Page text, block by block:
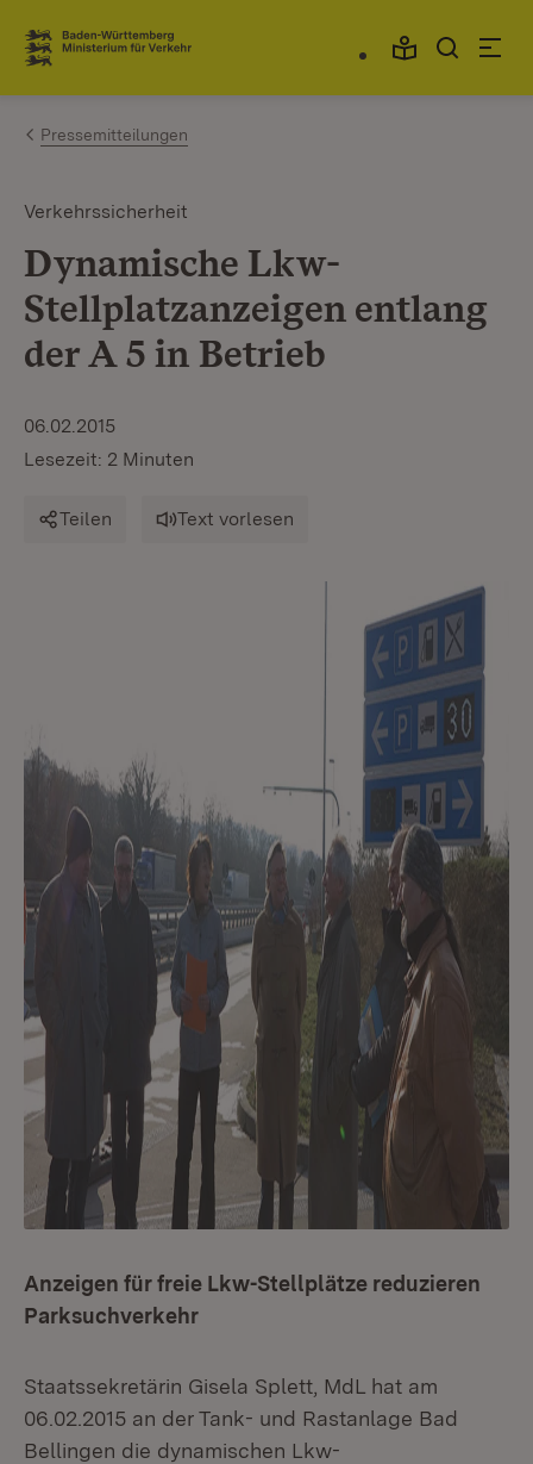
Zum Inhalt springen
Link zur Startseite
Pressemitteilungen
Verkehrssicherheit
Dynamische Lkw-
Stellplatzanzeigen entlang
der A 5 in Betrieb
06.02.2015
Lesezeit: 2 Minuten
Teilen Text vorlesen
Anzeigen für freie Lkw-Stellplätze reduzieren
Parksuchverkehr
Staatssekretärin Gisela Splett, MdL hat am
06.02.2015 an der Tank- und Rastanlage Bad
Bellingen die dynamischen Lkw-